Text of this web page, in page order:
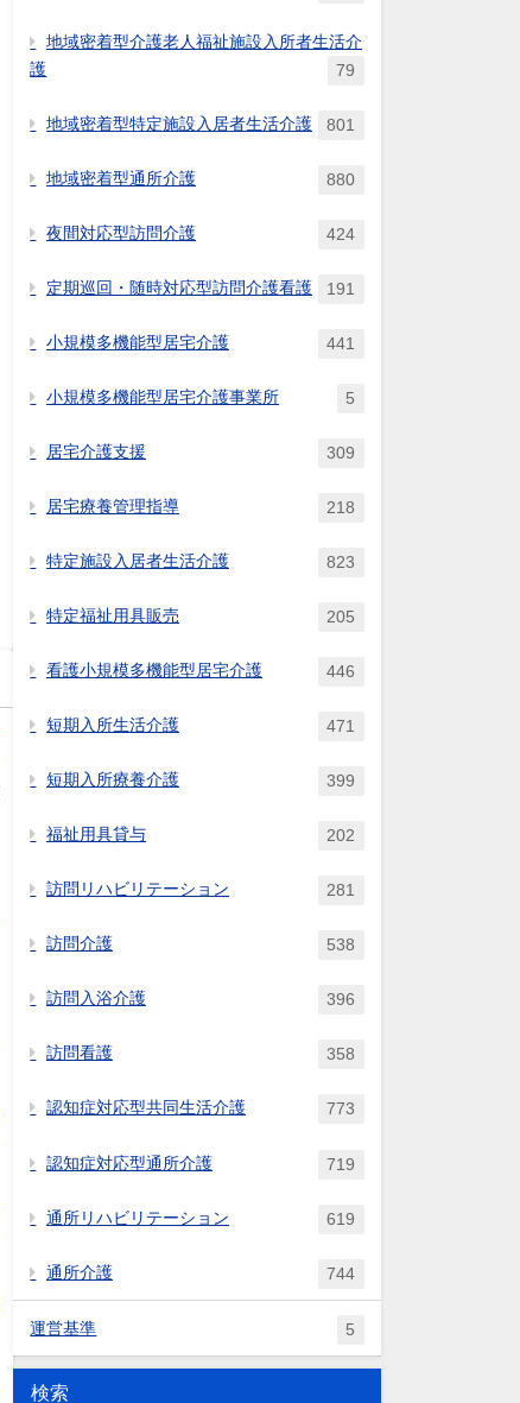
地域密着型介護老人福祉施設入所者生活介
護
79
地域密着型特定施設入居者生活介護 801
地域密着型通所介護 880
夜間対応型訪問介護 424
定期巡回・随時対応型訪問介護看護 191
小規模多機能型居宅介護 441
小規模多機能型居宅介護事業所 5
居宅介護支援 309
居宅療養管理指導 218
特定施設入居者生活介護 823
特定福祉用具販売 205
看護小規模多機能型居宅介護 446
短期入所生活介護 471
短期入所療養介護 399
福祉用具貸与 202
訪問リハビリテーション 281
訪問介護 538
訪問入浴介護 396
訪問看護 358
認知症対応型共同生活介護 773
認知症対応型通所介護 719
通所リハビリテーション 619
通所介護 744
運営基準 5
検索